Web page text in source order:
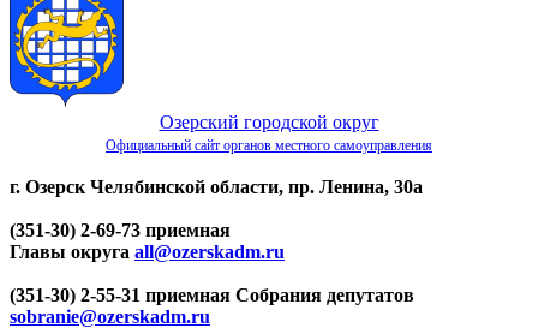
Озерский городской округ
Официальный сайт органов местного самоуправления
г. Озерск Челябинской области, пр. Ленина, 30а
(351-30) 2-69-73 приемная
Главы округа all@ozerskadm.ru
(351-30) 2-55-31 приемная Собрания депутатов
sobranie@ozerskadm.ru